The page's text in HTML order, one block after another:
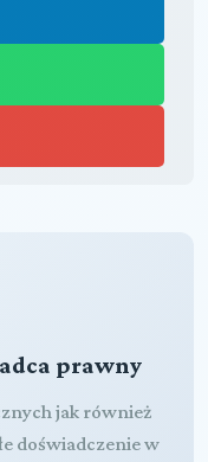
prawny
jak również
doświadczenie w